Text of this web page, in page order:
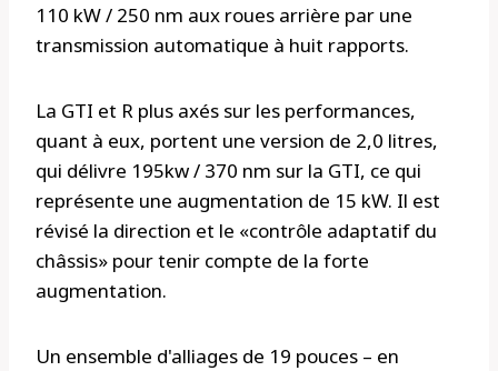
110 kW / 250 nm aux roues arrière par une
transmission automatique à huit rapports.
La GTI et R plus axés sur les performances,
quant à eux, portent une version de 2,0 litres,
qui délivre 195kw / 370 nm sur la GTI, ce qui
représente une augmentation de 15 kW. Il est
révisé la direction et le «contrôle adaptatif du
châssis» pour tenir compte de la forte
augmentation.
Un ensemble d'alliages de 19 pouces – en